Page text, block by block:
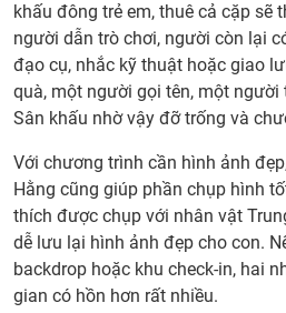
khấu đông trẻ em, thuê cả cặp sẽ
người dẫn trò chơi, người còn lại
đạo cụ, nhắc kỹ thuật hoặc giao
quà, một người gọi tên, một người
Sân khấu nhờ vậy đỡ trống và
Với chương trình cần hình ảnh
Hằng cũng giúp phần chụp hình
thích được chụp với nhân vật
dễ lưu lại hình ảnh đẹp cho con.
backdrop hoặc khu check-in, hai
gian có hồn hơn rất nhiều.